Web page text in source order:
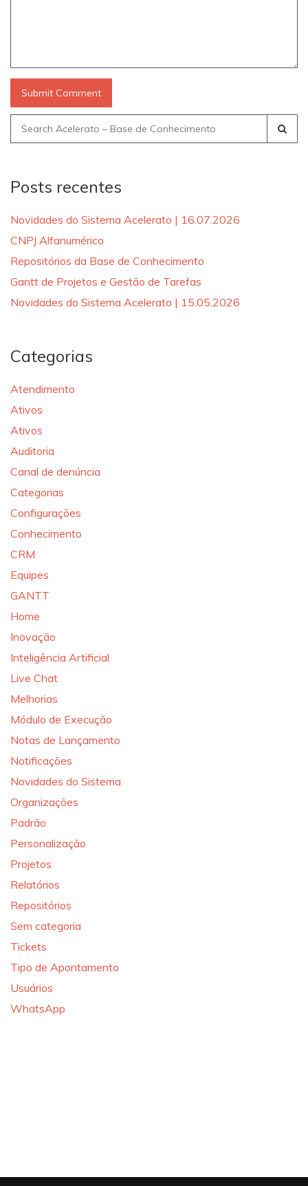
Search
for:
Posts recentes
Novidades do Sistema Acelerato | 16.07.2026
CNPJ Alfanumérico
Repositórios da Base de Conhecimento
Gantt de Projetos e Gestão de Tarefas
Novidades do Sistema Acelerato | 15.05.2026
Categorias
Atendimento
Ativos
Ativos
Auditoria
Canal de denúncia
Categorias
Configurações
Conhecimento
CRM
Equipes
GANTT
Home
Inovação
Inteligência Artificial
Live Chat
Melhorias
Módulo de Execução
Notas de Lançamento
Notificações
Novidades do Sistema
Organizações
Padrão
Personalização
Projetos
Relatórios
Repositórios
Sem categoria
Tickets
Tipo de Apontamento
Usuários
WhatsApp